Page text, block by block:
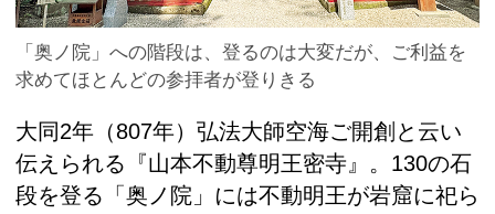
「奥ノ院」への階段は、登るのは大変だが、ご利益を
求めてほとんどの参拝者が登りきる
大同2年（807年）弘法大師空海ご開創と云い
伝えられる『山本不動尊明王密寺』。130の石
段を登る「奥ノ院」には不動明王が岩窟に祀ら